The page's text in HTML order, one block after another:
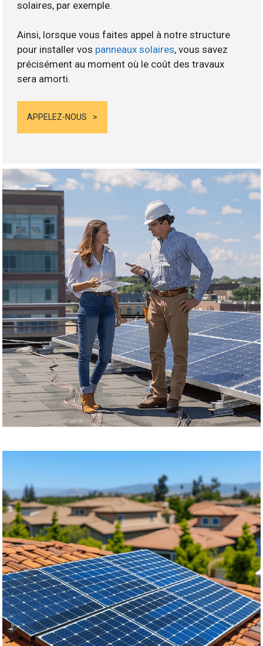
solaires, par exemple.
Ainsi, lorsque vous faites appel à notre structure
pour installer vos panneaux solaires, vous savez
précisément au moment où le coût des travaux
sera amorti.
APPELEZ-NOUS